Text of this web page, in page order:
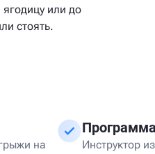
или до
стоять.
на
Инструктор